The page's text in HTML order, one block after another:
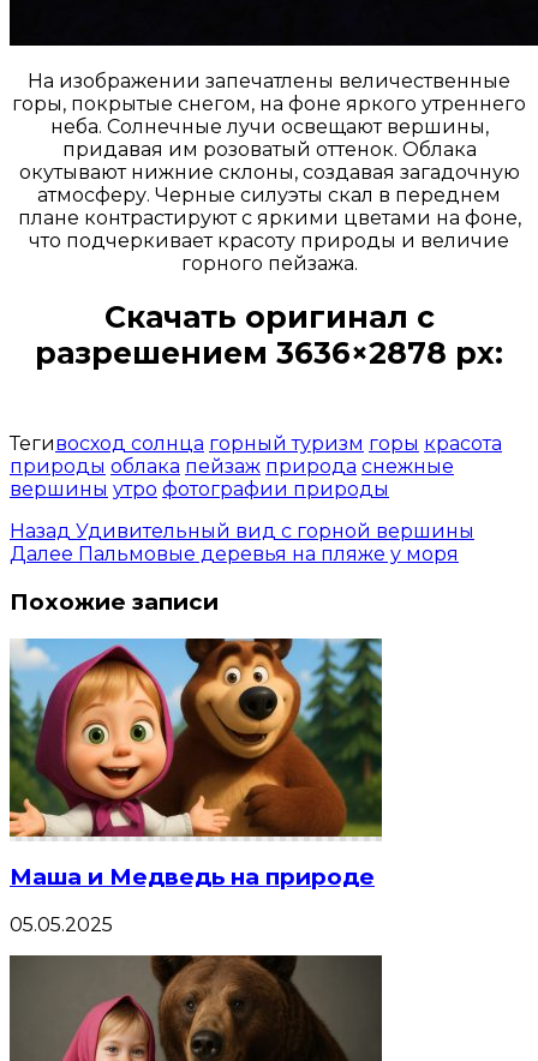
На изображении запечатлены величественные
горы, покрытые снегом, на фоне яркого утреннего
неба. Солнечные лучи освещают вершины,
придавая им розоватый оттенок. Облака
окутывают нижние склоны, создавая загадочную
атмосферу. Черные силуэты скал в переднем
плане контрастируют с яркими цветами на фоне,
что подчеркивает красоту природы и величие
горного пейзажа.
Скачать оригинал с
разрешением 3636×2878 px:
Тегивосход солнца горный туризм горы красота
природы облака пейзаж природа снежные
вершины утро фотографии природы
Назад Удивительный вид с горной вершины
Далее Пальмовые деревья на пляже у моря
Похожие записи
Маша и Медведь на природе
05.05.2025